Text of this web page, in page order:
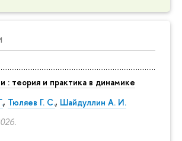
: теория и практика в динамике
, Тюляев Г. С., Шайдуллин А. И.